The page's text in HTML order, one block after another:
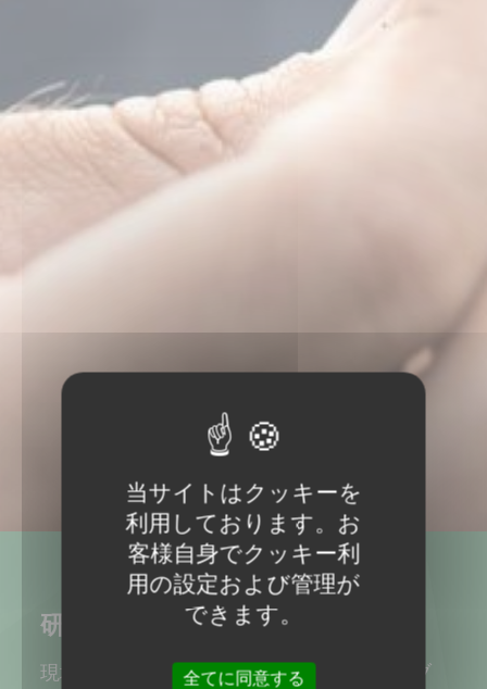
研究はチームワーク
現場で働く営業やマーケティングチームがブ
当サイトはクッキーを
利用しております。お
客様自身でクッキー利
用の設定および管理が
できます。
全てに同意する